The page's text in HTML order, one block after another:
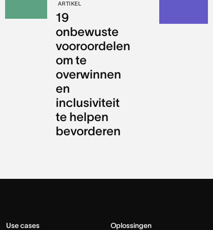
ARTIKEL
19
onbewuste
vooroordelen
om te
overwinnen
en
inclusiviteit
te helpen
bevorderen
Use cases Oplossingen